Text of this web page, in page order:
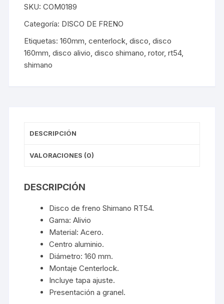
160
Centerlock
a
granel
cantidad
SKU:COM0189
Categoría: DISCO DE FRENO
Etiquetas:160mm,centerlock,disco,disco
160mm,disco alivio,disco shimano,rotor,rt54,
shimano
DESCRIPCIÓN
VALORACIONES (0)
DESCRIPCIÓN
Disco de freno Shimano RT54.
Gama: Alivio
Material: Acero.
Centro aluminio.
Diámetro: 160 mm.
Montaje Centerlock.
Incluye tapa ajuste.
Presentación a granel.